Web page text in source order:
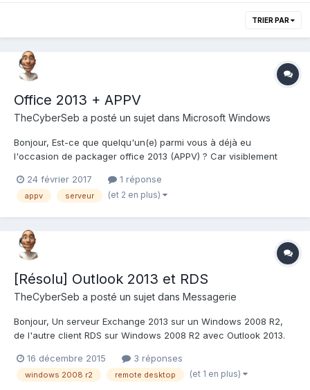
TRIER PAR
Office 2013 + APPV
TheCyberSeb a posté un sujet dans Microsoft Windows
Bonjour, Est-ce que quelqu'un(e) parmi vous à déjà eu
l'occasion de packager office 2013 (APPV) ? Car visiblement
dans APPV directement, d'après quelques recherches, il y a un
outil de déploiement pour cela....
24 février 2017 1 réponse
appv serveur (et 2 en plus)
[Résolu] Outlook 2013 et RDS
TheCyberSeb a posté un sujet dans Messagerie
Bonjour, Un serveur Exchange 2013 sur un Windows 2008 R2,
de l'autre client RDS sur Windows 2008 R2 avec Outlook 2013.
outlook), en autres. A votre connaissance ou de part votre
expérience, avez...
16 décembre 2015 3 réponses
windows 2008 r2 remote desktop (et 1 en plus)